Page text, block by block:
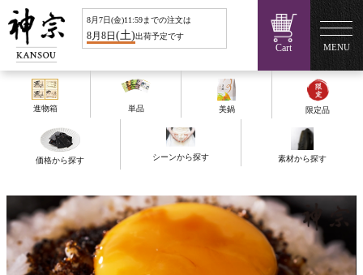
8月7日(金)11:59までの注文は
8月 8日 (土)出荷予定です
Cart MENU
進物箱 単品 美鍋 限定品
価格から探す シーンから探す 素材から探す